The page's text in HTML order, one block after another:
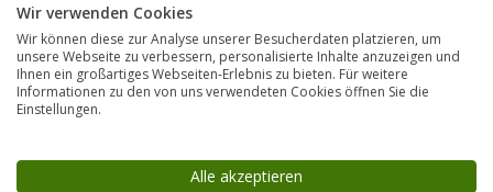
Blickfeld, wirkt das Bad gleich weniger vollgestopft
und viel ordentlicher.
Tipp:Bestücken Sie Ihre Regale mit beschrifteten
Boxen. So finden Sie alles auf Anhieb und nichts
Wir verwenden Cookies
Wir können diese zur Analyse unserer Besucherdaten platzieren, um
unsere Webseite zu verbessern, personalisierte Inhalte anzuzeigen und
Ihnen ein großartiges Webseiten-Erlebnis zu bieten. Für weitere
Informationen zu den von uns verwendeten Cookies öffnen Sie die
Einstellungen.
Alle akzeptieren